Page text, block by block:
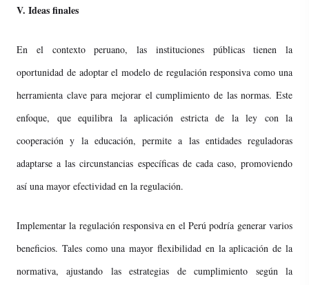
V. Ideas finales
En el contexto peruano, las instituciones públicas tienen la
oportunidad de adoptar el modelo de regulación responsiva como una
herramienta clave para mejorar el cumplimiento de las normas. Este
enfoque, que equilibra la aplicación estricta de la ley con la
cooperación y la educación, permite a las entidades reguladoras
adaptarse a las circunstancias específicas de cada caso, promoviendo
así una mayor efectividad en la regulación.
Implementar la regulación responsiva en el Perú podría generar varios
beneficios. Tales como una mayor flexibilidad en la aplicación de la
normativa, ajustando las estrategias de cumplimiento según la